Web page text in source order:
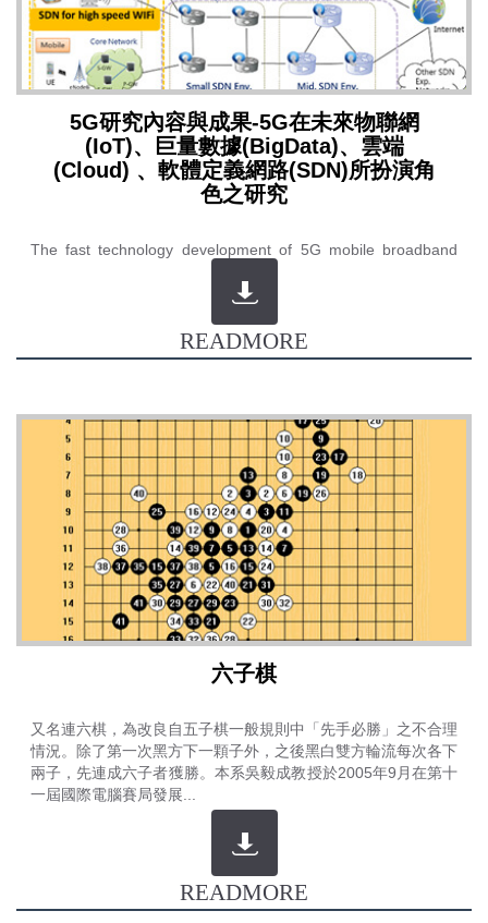
5G研究內容與成果-5G在未來物聯網
(IoT)、巨量數據(BigData)、雲端
(Cloud) 、軟體定義網路(SDN)所扮演角
色之研究
The fast technology development of 5G mobile broadband
Cloud Computing (Cloud) and Software Defined ...
READMORE
六子棋
又名連六棋，為改良自五子棋一般規則中「先手必勝」之不合理
情況。除了第一次黑方下一顆子外，之後黑白雙方輪流每次各下
兩子，先連成六子者獲勝。本系吳毅成教授於2005年9月在第十
一屆國際電腦賽局發展...
READMORE